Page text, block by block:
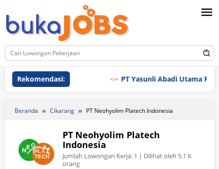
ke
konten
Rekomendasi: PT Yasunli Abadi Utama Plastic
Beranda Cikarang PT Neohyolim Platech Indonesia
PT Neohyolim Platech
Indonesia
Jumlah Lowongan Kerja: 1 | Dilihat oleh 5.1 K
orang